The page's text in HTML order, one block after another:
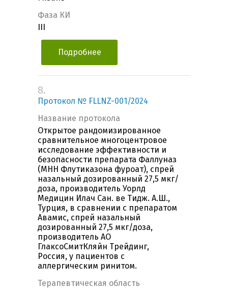
Фаза КИ
Подробнее
8.
Протокол № FLLNZ-001/2024
Название протокола
Открытое рандомизированное
сравнительное многоцентровое
исследование эффективности и
безопасности препарата Фаллуназ
(МНН Флутиказона фуроат), спрей
назальный дозированный 27,5 мкг/
доза, производитель Уорлд
Медицин Илач Сан. ве Тидж. А.Ш.,
Турция, в сравнении с препаратом
Авамис, спрей назальный
дозированный 27,5 мкг/доза,
производитель АО
ГлаксоСмитКляйн Трейдинг,
Россия, у пациентов с
аллергическим ринитом.
Терапевтическая область